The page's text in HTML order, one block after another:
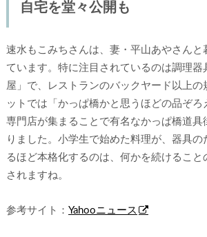
自宅を堂々公開も
速水もこみちさんは、妻・平山あやさんと
ています。特に注目されているのは調理器
屋」で、レストランのバックヤード以上の
ットでは「かっぱ橋かと思うほどの品ぞろ
専門店が集まることで有名なかっぱ橋道具
りました。小学生で始めた料理が、器具の
るほど本格化するのは、何かを続けること
されますね。
参考サイト： Yahooニュース